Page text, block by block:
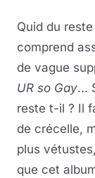
Quid du
comprend
de vague
UR so Gay...
reste t-il ? Il
de crécelle,
plus
que cet